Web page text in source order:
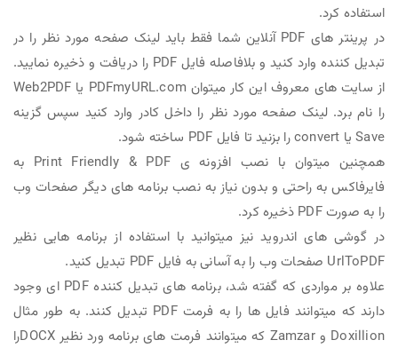
استفاده کرد.
در پرینتر های PDF آنلاین شما فقط باید لینک صفحه مورد نظر را در
تبدیل کننده وارد کنید و بلافاصله فایل PDF را دریافت و ذخیره نمایید.
از سایت های معروف این کار میتوان PDFmyURL.com یا Web2PDF
را نام برد. لینک صفحه مورد نظر را داخل کادر وارد کنید سپس گزینه
Save یا convert را بزنید تا فایل PDF ساخته شود.
همچنین میتوان با نصب افزونه ی Print Friendly & PDF به
فایرفاکس به راحتی و بدون نیاز به نصب برنامه های دیگر صفحات وب
را به صورت PDF ذخیره کرد.
در گوشی های اندروید نیز میتوانید با استفاده از برنامه هایی نظیر
UrlToPDF صفحات وب را به آسانی به فایل PDF تبدیل کنید.
علاوه بر مواردی که گفته شد، برنامه های تبدیل کننده PDF ای وجود
دارند که میتوانند فایل ها را به فرمت PDF تبدیل کنند. به طور مثال
Doxillion و Zamzar که میتوانند فرمت های برنامه ورد نظیر DOCXرا